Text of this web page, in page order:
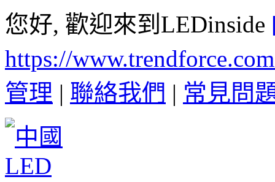
您好, 歡迎來到LEDinside
https://
管理 | 聯絡我們 | 常見問